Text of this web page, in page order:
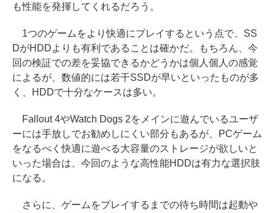
も性能を発揮してくれるだろう。
1つのゲームをより快適にプレイするという点で、SS
DがHDDよりも有利であることは確かだ。もちろん、今
回の検証での差を妥協できるかどうかは個人個人の感覚
によるが、数値的には若干SSDが早いといったものが多
く、HDDで十分なケースは多い。
Fallout 4やWatch Dogs 2をメインに遊んでいるユーザ
ーには手放しでお勧めしにくい部分もあるが、PCゲーム
をなるべく快適に遊べる大容量のストレージが欲しいと
いった場合は、今回のような高性能HDDは有力な選択肢
になる。
さらに、ゲームをプレイするまでの待ち時間は起動や